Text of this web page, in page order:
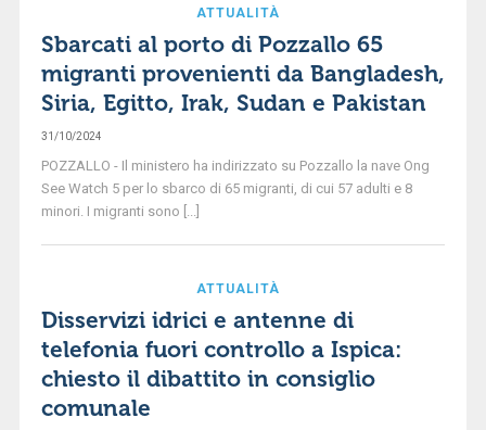
ATTUALITÀ
Sbarcati al porto di Pozzallo 65
migranti provenienti da Bangladesh,
Siria, Egitto, Irak, Sudan e Pakistan
31/10/2024
POZZALLO - Il ministero ha indirizzato su Pozzallo la nave Ong
See Watch 5 per lo sbarco di 65 migranti, di cui 57 adulti e 8
minori. I migranti sono [...]
ATTUALITÀ
Disservizi idrici e antenne di
telefonia fuori controllo a Ispica:
chiesto il dibattito in consiglio
comunale